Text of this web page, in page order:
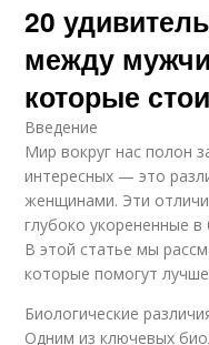
20
между
которые
Введение
Мир вокруг нас полон
интересных — это
женщинами. Эти
глубоко укорененные в
В этой статье мы
которые помогут лучше
Биологические
Одним из ключевых